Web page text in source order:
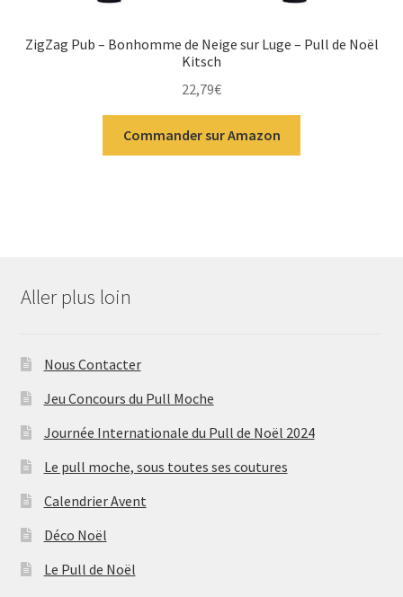
ZigZag Pub – Bonhomme de Neige sur Luge – Pull de Noël
Kitsch
22,79€
Commander sur Amazon
Aller plus loin
Nous Contacter
Jeu Concours du Pull Moche
Journée Internationale du Pull de Noël 2024
Le pull moche, sous toutes ses coutures
Calendrier Avent
Déco Noël
Le Pull de Noël